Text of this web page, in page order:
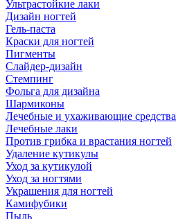
Ультрастойкие лаки
Дизайн ногтей
Гель-паста
Краски для ногтей
Пигменты
Слайдер-дизайн
Стемпинг
Фольга для дизайна
Шармиконы
Лечебные и ухаживающие средства
Лечебные лаки
Против грибка и врастания ногтей
Удаление кутикулы
Уход за кутикулой
Уход за ногтями
Украшения для ногтей
Камифубики
Пыль